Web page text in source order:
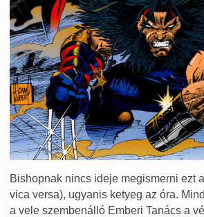
Bishopnak nincs ideje megismerni ezt
vica versa), ugyanis ketyeg az óra.
a vele szembenálló Emberi Tanács a